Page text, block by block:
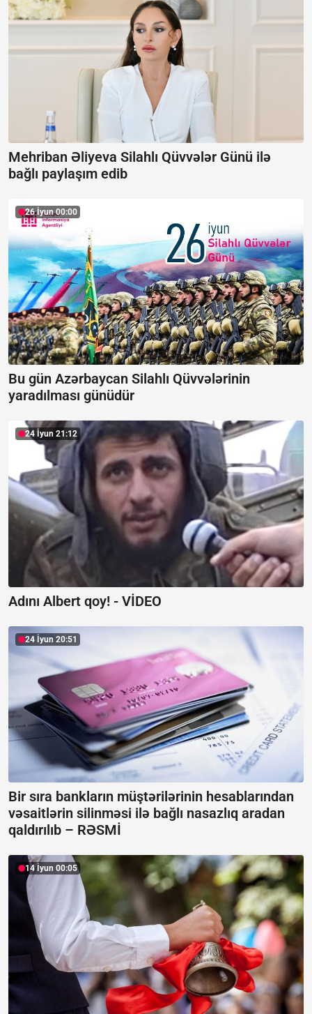
Mehriban Əliyeva Silahlı Qüvvələr Günü ilə
bağlı paylaşım edib
26 İyun 00:00
Bu gün Azərbaycan Silahlı Qüvvələrinin
yaradılması günüdür
24 İyun 21:12
Adını Albert qoy! - VİDEO
24 İyun 20:51
Bir sıra bankların müştərilərinin hesablarından
vəsaitlərin silinməsi ilə bağlı nasazlıq aradan
qaldırılıb – RƏSMİ
14 İyun 00:05